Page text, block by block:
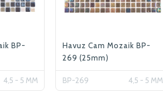
BP-
4,5 - 5 MM
Havuz Cam Mozaik BP-
269 (25mm)
BP-269 4,5 - 5 MM